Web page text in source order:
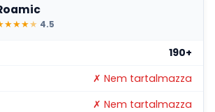
★★★★ 4.5
190+
✗ Nem tartalmazza
✗ Nem tartalmazza